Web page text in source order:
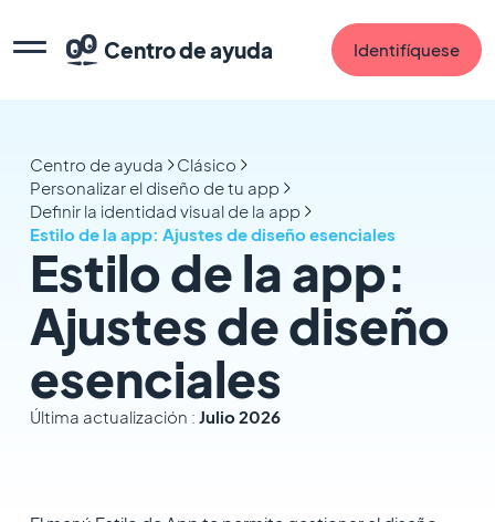
Centro de ayuda Identifíquese
Centro de ayuda
Clásico
Personalizar el diseño de tu app
Definir la identidad visual de la app
Estilo de la app: Ajustes de diseño esenciales
Estilo de la app:
Ajustes de diseño
esenciales
Última actualización : Julio 2026